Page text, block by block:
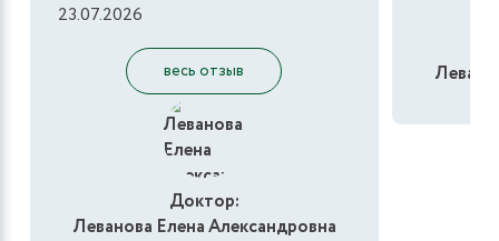
23.07.2026
весь отзыв
Доктор:
Леванова Елена Александровна